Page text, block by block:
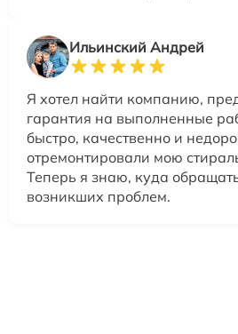
Ильинский Андрей
Я хотел найти компанию,
гарантия на выполненные
быстро, качественно и
отремонтировали мою
Теперь я знаю, куда
возникших проблем.